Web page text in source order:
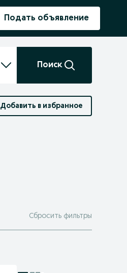
Подать объявление
Поиск
Добавить в избранное
Сбросить фильтры